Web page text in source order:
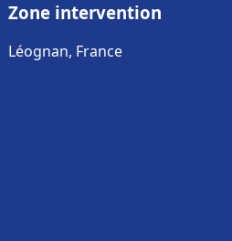
Zone intervention
Léognan, France